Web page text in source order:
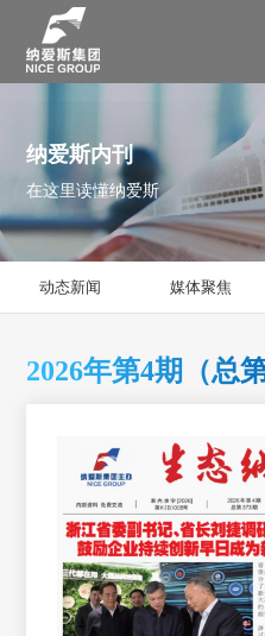
纳爱斯内刊
在这里读懂纳爱斯
动态新闻 媒体聚焦
2026年第4期（总第